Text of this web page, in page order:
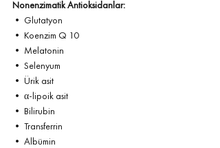
Nonenzimatik Antioksidanlar:
• Glutatyon
• Koenzim Q 10
• Melatonin
• Selenyum
• Ürik asit
• α-lipoik asit
• Bilirubin
• Transferrin
• Albümin